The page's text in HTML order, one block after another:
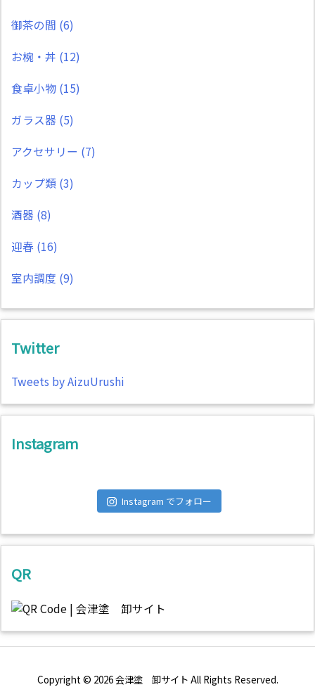
御茶の間 (6)
お椀・丼 (12)
食卓小物 (15)
ガラス器 (5)
アクセサリー (7)
カップ類 (3)
酒器 (8)
迎春 (16)
室内調度 (9)
Twitter
Tweets by AizuUrushi
Instagram
Instagram でフォロー
QR
Copyright © 2026会津塗 卸サイト All Rights Reserved.